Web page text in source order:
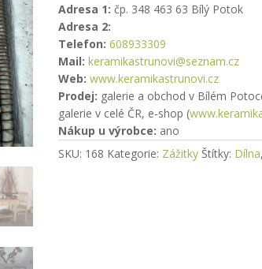
Adresa 1: čp. 348 463 63 Bílý Potok
Adresa 2:
Telefon: 608933309
Mail: keramikastrunovi@seznam.cz
Web: www.keramikastrunovi.cz
Prodej: galerie a obchod v Bílém
galerie v celé ČR, e-shop (
Nákup u výrobce: ano
SKU: 168 Kategorie: Zážitky Štítky: Dílna,